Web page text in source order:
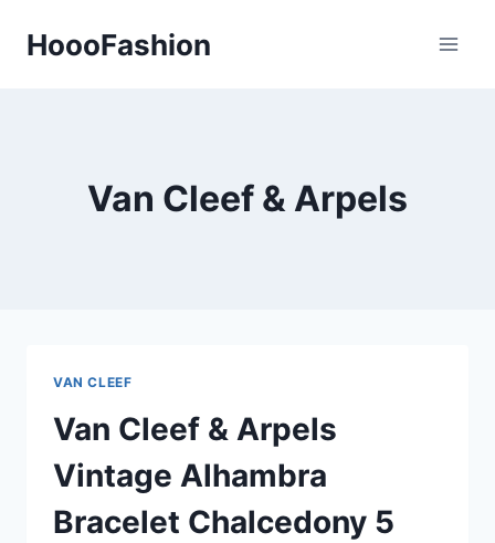
HoooFashion
Van Cleef & Arpels
VAN CLEEF
Van Cleef & Arpels
Vintage Alhambra
Bracelet Chalcedony 5